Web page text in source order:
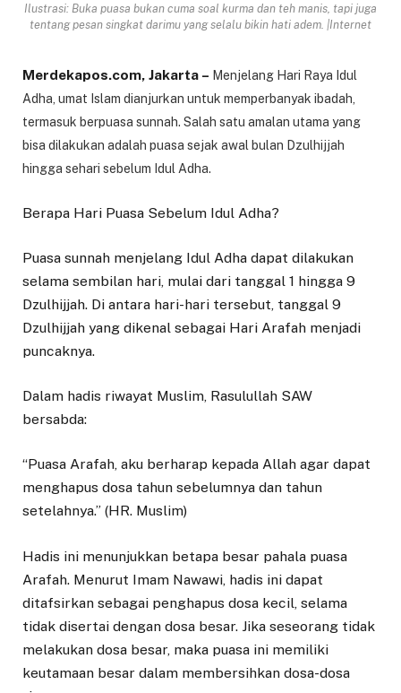
Ilustrasi: Buka puasa bukan cuma soal kurma dan teh manis, tapi juga
tentang pesan singkat darimu yang selalu bikin hati adem. |Internet
Merdekapos.com, Jakarta – Menjelang Hari Raya Idul
Adha, umat Islam dianjurkan untuk memperbanyak ibadah,
termasuk berpuasa sunnah. Salah satu amalan utama yang
bisa dilakukan adalah puasa sejak awal bulan Dzulhijjah
hingga sehari sebelum Idul Adha.
Berapa Hari Puasa Sebelum Idul Adha?
Puasa sunnah menjelang Idul Adha dapat dilakukan
selama sembilan hari, mulai dari tanggal 1 hingga 9
Dzulhijjah. Di antara hari-hari tersebut, tanggal 9
Dzulhijjah yang dikenal sebagai Hari Arafah menjadi
puncaknya.
Dalam hadis riwayat Muslim, Rasulullah SAW
bersabda:
“Puasa Arafah, aku berharap kepada Allah agar dapat
menghapus dosa tahun sebelumnya dan tahun
setelahnya.” (HR. Muslim)
Hadis ini menunjukkan betapa besar pahala puasa
Arafah. Menurut Imam Nawawi, hadis ini dapat
ditafsirkan sebagai penghapus dosa kecil, selama
tidak disertai dengan dosa besar. Jika seseorang tidak
melakukan dosa besar, maka puasa ini memiliki
keutamaan besar dalam membersihkan dosa-dosa